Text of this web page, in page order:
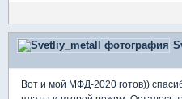
Вот и мой МФД-2020 готов))